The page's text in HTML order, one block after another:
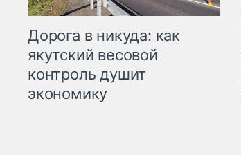
Дорога в никуда: как
якутский весовой
контроль душит
экономику